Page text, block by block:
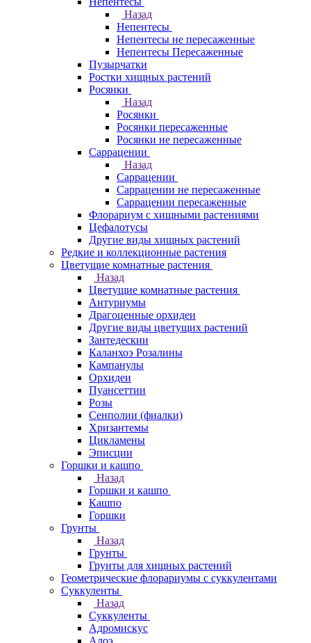
Назад
Непентесы
Непентесы не пересаженные
Непентесы Пересаженные
Пузырчатки
Ростки хищных растений
Росянки
Назад
Росянки
Росянки пересаженные
Росянки не пересаженные
Саррацении
Назад
Саррацении
Саррацении не пересаженные
Саррацении пересаженные
Флорариум с хищными растениями
Цефалотусы
Другие виды хищных растений
Редкие и коллекционные растения
Цветущие комнатные растения
Назад
Цветущие комнатные растения
Антуриумы
Драгоценные орхидеи
Другие виды цветущих растений
Зантедескии
Каланхоэ Розалины
Кампанулы
Орхидеи
Пуансеттии
Розы
Сенполии (фиалки)
Хризантемы
Цикламены
Эписции
Горшки и кашпо
Назад
Горшки и кашпо
Кашпо
Горшки
Грунты
Назад
Грунты
Грунты для хищных растений
Геометрические флорариумы с суккулентами
Суккуленты
Назад
Суккуленты
Адромискус
Алоэ